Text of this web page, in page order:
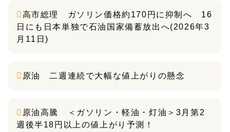
高市総理 ガソリン価格約170円に抑制へ 16
日にも日本単独で石油国家備蓄放出へ(2026年3
月11日)
原油 二週連続で大幅な値上がりの懸念
原油高騰 ＜ガソリン・軽油・灯油＞3月第2
週後半18円以上の値上がり予測！